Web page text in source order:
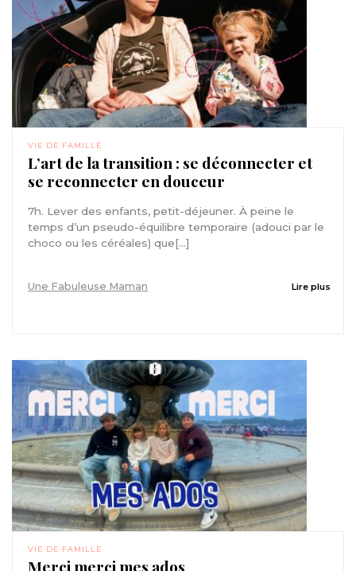
VIE DE FAMILLE
L’art de la transition : se déconnecter et
se reconnecter en douceur
7h. Lever des enfants, petit-déjeuner. À peine le
temps d’un pseudo-équilibre temporaire (adouci par le
choco ou les céréales) que[...]
Une Fabuleuse Maman Lire plus
VIE DE FAMILLE
Merci merci mes ados